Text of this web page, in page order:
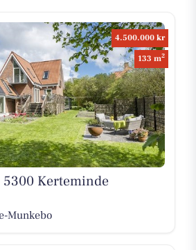
4.500.000 kr
133 m2
5300 Kerteminde
Munkebo